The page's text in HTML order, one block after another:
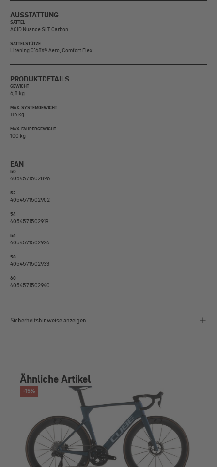
AUSSTATTUNG
SATTEL
ACID Nuance SLT Carbon
SATTELSTÜTZE
Litening C:68X® Aero, Comfort Flex
PRODUKTDETAILS
GEWICHT
6,8 kg
MAX. SYSTEMGEWICHT
115 kg
MAX. FAHRERGEWICHT
100 kg
EAN
50
4054571502896
52
4054571502902
54
4054571502919
56
4054571502926
58
4054571502933
60
4054571502940
Sicherheitshinweise anzeigen
Ähnliche Artikel
RABATT
-15%